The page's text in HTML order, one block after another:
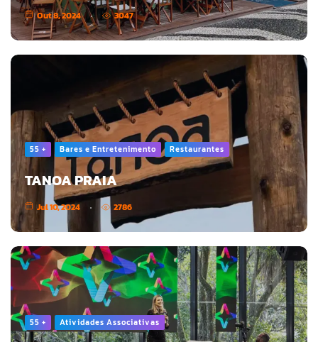
Out 8, 2024 3047
55 + Bares e Entretenimento Restaurantes
TANOA PRAIA
Jul 10, 2024 2786
55 + Atividades Associativas